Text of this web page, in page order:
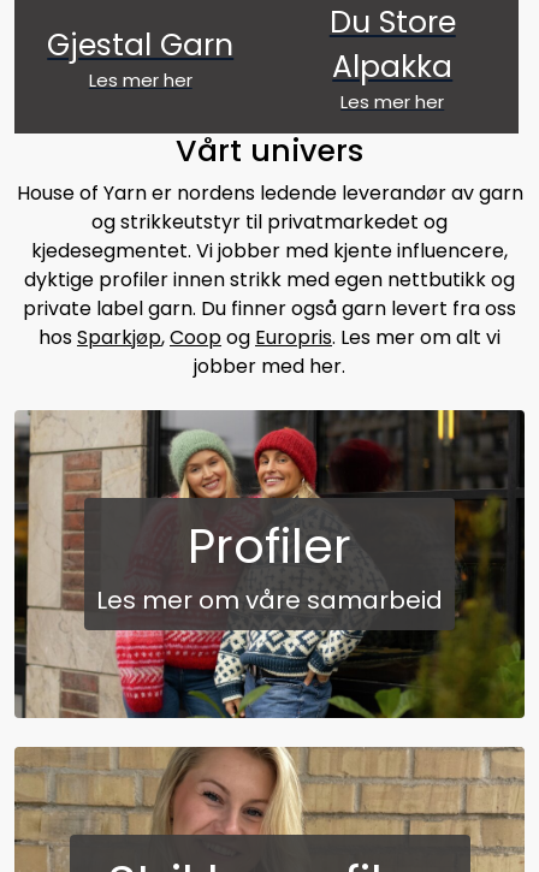
Gjestal Garn
Les mer her
Du Store
Alpakka
Les mer her
Profiler
Les mer om våre samarbeid
Vårt univers
House of Yarn er nordens ledende leverandør av garn
og strikkeutstyr til privatmarkedet og
kjedesegmentet. Vi jobber med kjente influencere,
dyktige profiler innen strikk med egen nettbutikk og
private label garn. Du finner også garn levert fra oss
hosSparkjøp,Coopog Europris. Les mer om alt vi
jobber med her.